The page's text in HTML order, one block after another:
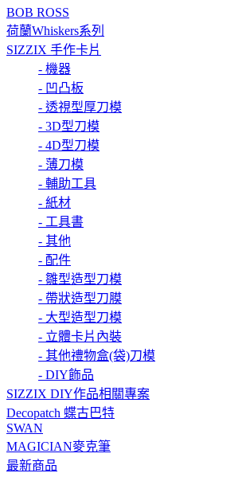
BOB ROSS
荷蘭Whiskers系列
SIZZIX 手作卡片
- 機器
- 凹凸板
- 透視型厚刀模
- 3D型刀模
- 4D型刀模
- 薄刀模
- 輔助工具
- 紙材
- 工具書
- 其他
- 配件
- 雛型造型刀模
- 帶狀造型刀膜
- 大型造型刀模
- 立體卡片內裝
- 其他禮物盒(袋)刀模
- DIY飾品
SIZZIX DIY作品相關專案
Decopatch 蝶古巴特
SWAN
MAGICIAN麥克筆
最新商品